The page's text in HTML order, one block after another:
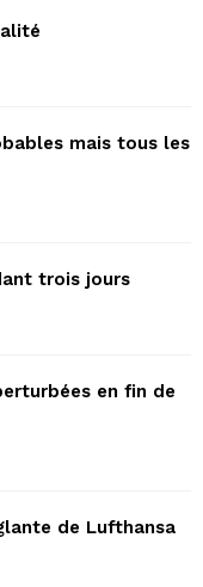
mais tous les
trois jours
en fin de
de Lufthansa